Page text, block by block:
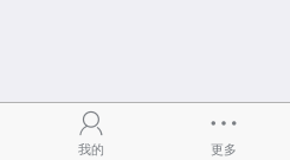
我的 更多